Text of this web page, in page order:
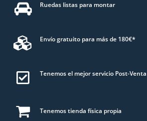
Ruedas listas para montar
Envío gratuito para más de 180€*
Tenemos el mejor servicio Post-Venta
Tenemos tienda física propia